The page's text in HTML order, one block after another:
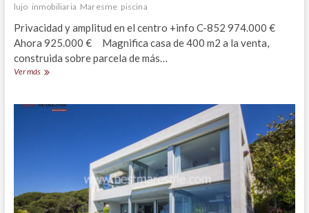
lujo inmobiliaria Maresme piscina
Privacidad y amplitud en el centro +info C-852 974.000 €
Ahora 925.000 € Magnifica casa de 400 m2 a la venta,
construida sobre parcela de más…
Ver másMagnífica
400
de
Mar